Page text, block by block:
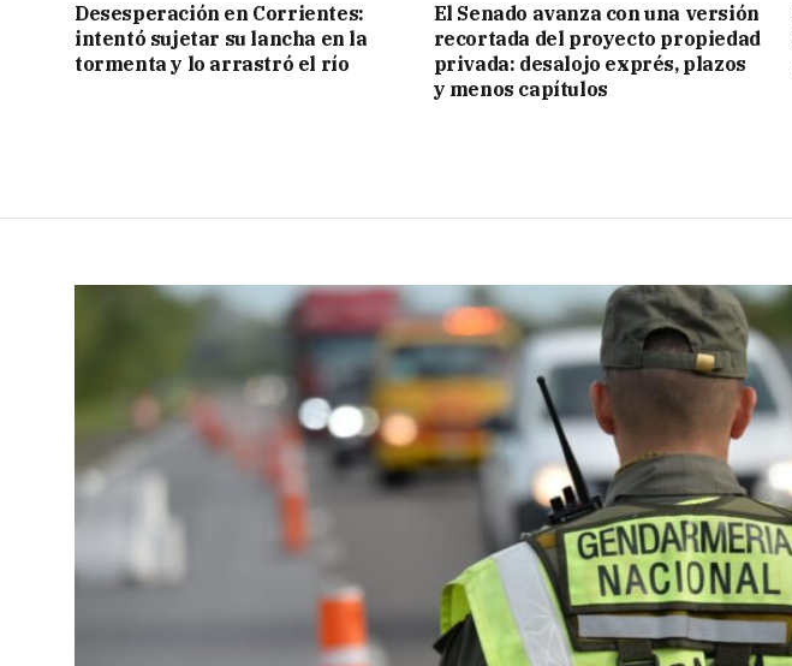
Desesperación en Corrientes:
intentó sujetar su lancha en la
tormenta y lo arrastró el río
El Senado avanza con una versión
recortada del proyecto propiedad
privada: desalojo exprés, plazos
y menos capítulos